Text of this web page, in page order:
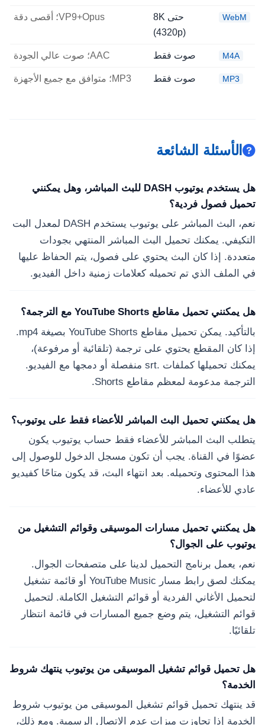
WebM
حتى 8K
(4320p)
VP9+Opus؛ أقصى دقة
M4A صوت فقط AAC؛ صوت عالي الجودة
MP3 صوت فقط MP3؛ متوافق مع جميع الأجهزة
الأسئلة الشائعة
هل يستخدم يوتيوب DASH للبث المباشر، وهل يمكنني
تحميل فصول فردية؟
نعم، البث المباشر على يوتيوب يستخدم DASH لمعدل البت
التكيفي. يمكنك تحميل البث المباشر المنتهي بجودات
متعددة. إذا كان البث يحتوي على فصول، يتم الحفاظ عليها
في الملف الذي تم تحميله كعلامات زمنية داخل الفيديو.
هل يمكنني تحميل مقاطع YouTube Shorts مع الترجمة؟
بالتأكيد. يمكن تحميل مقاطع YouTube Shorts بصيغة mp4.
إذا كان المقطع يحتوي على ترجمة (تلقائية أو مرفوعة)،
يمكنك تحميلها كملفات .srt منفصلة أو دمجها مع الفيديو.
الترجمة مدعومة لمعظم مقاطع Shorts.
هل يمكنني تحميل البث المباشر للأعضاء فقط على يوتيوب؟
يتطلب البث المباشر للأعضاء فقط حساب يوتيوب يكون
عضوًا في القناة. يجب أن تكون مسجل الدخول للوصول إلى
هذا المحتوى وتحميله. بعد انتهاء البث، قد يكون متاحًا كفيديو
عادي للأعضاء.
هل يمكنني تحميل مسارات الموسيقى وقوائم التشغيل من
يوتيوب على الجوال؟
نعم، يعمل برنامج التحميل لدينا على متصفحات الجوال.
يمكنك لصق رابط مسار YouTube Music أو قائمة تشغيل
لتحميل الأغاني الفردية أو قوائم التشغيل الكاملة. لتحميل
قوائم التشغيل، يتم وضع جميع المسارات في قائمة انتظار
تلقائيًا.
هل تحميل قوائم تشغيل الموسيقى من يوتيوب ينتهك شروط
الخدمة؟
قد ينتهك تحميل قوائم تشغيل الموسيقى من يوتيوب شروط
الخدمة إذا تجاوزت ميزات عدم الاتصال الرسمية. ومع ذلك،